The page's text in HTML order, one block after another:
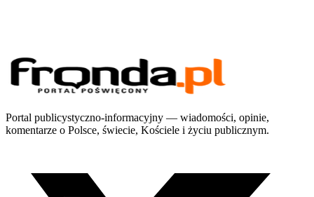
Portal publicystyczno-informacyjny — wiadomości, opinie,
komentarze o Polsce, świecie, Kościele i życiu publicznym.